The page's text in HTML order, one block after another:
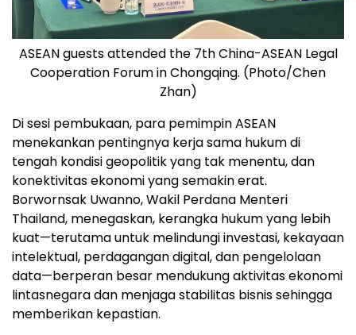
ASEAN guests attended the 7th China-ASEAN Legal
Cooperation Forum in Chongqing. (Photo/Chen
Zhan)
Di sesi pembukaan, para pemimpin ASEAN
menekankan pentingnya kerja sama hukum di
tengah kondisi geopolitik yang tak menentu, dan
konektivitas ekonomi yang semakin erat.
Borwornsak Uwanno, Wakil Perdana Menteri
Thailand, menegaskan, kerangka hukum yang lebih
kuat—terutama untuk melindungi investasi, kekayaan
intelektual, perdagangan digital, dan pengelolaan
data—berperan besar mendukung aktivitas ekonomi
lintasnegara dan menjaga stabilitas bisnis sehingga
memberikan kepastian.